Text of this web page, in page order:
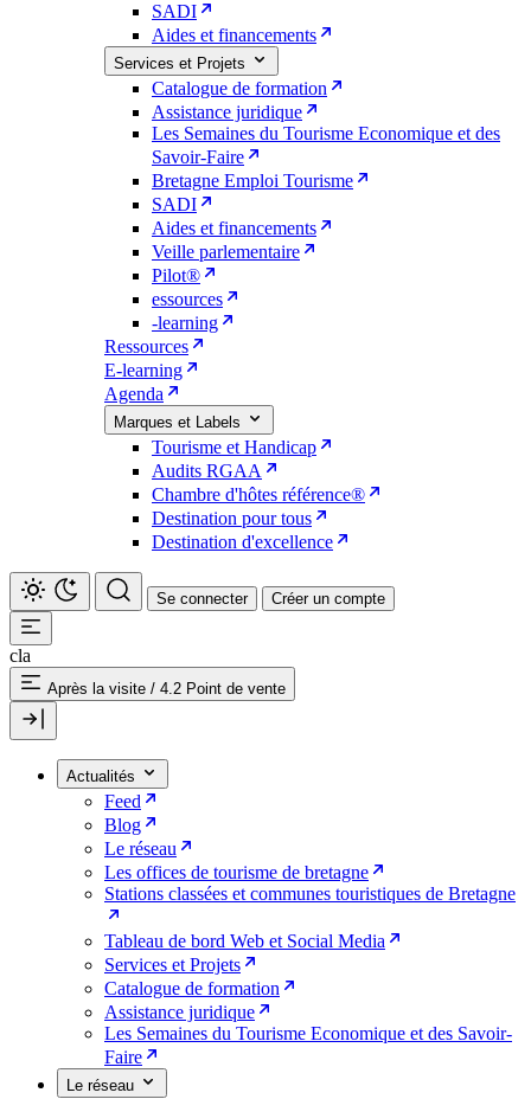
SADI
Aides et financements
Services et Projets
Catalogue de formation
Assistance juridique
Les Semaines du Tourisme Economique et des
Savoir-Faire
Bretagne Emploi Tourisme
SADI
Aides et financements
Veille parlementaire
Pilot®
essources
-learning
Ressources
E-learning
Agenda
Marques et Labels
Tourisme et Handicap
Audits RGAA
Chambre d'hôtes référence®
Destination pour tous
Destination d'excellence
Se connecter Créer un compte
cla
Après la visite / 4.2 Point de vente
Actualités
Feed
Blog
Le réseau
Les offices de tourisme de bretagne
Stations classées et communes touristiques de Bretagne
Tableau de bord Web et Social Media
Services et Projets
Catalogue de formation
Assistance juridique
Les Semaines du Tourisme Economique et des Savoir-
Faire
Le réseau